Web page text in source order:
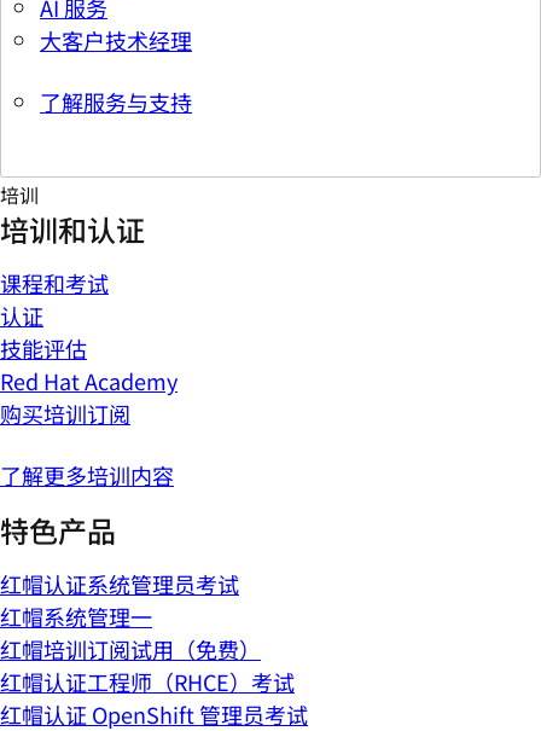
AI 服务
大客户技术经理
了解服务与支持
培训
培训和认证
课程和考试
认证
技能评估
Red Hat Academy
购买培训订阅
了解更多培训内容
特色产品
红帽认证系统管理员考试
红帽系统管理一
红帽培训订阅试用（免费）
红帽认证工程师（RHCE）考试
红帽认证 OpenShift 管理员考试